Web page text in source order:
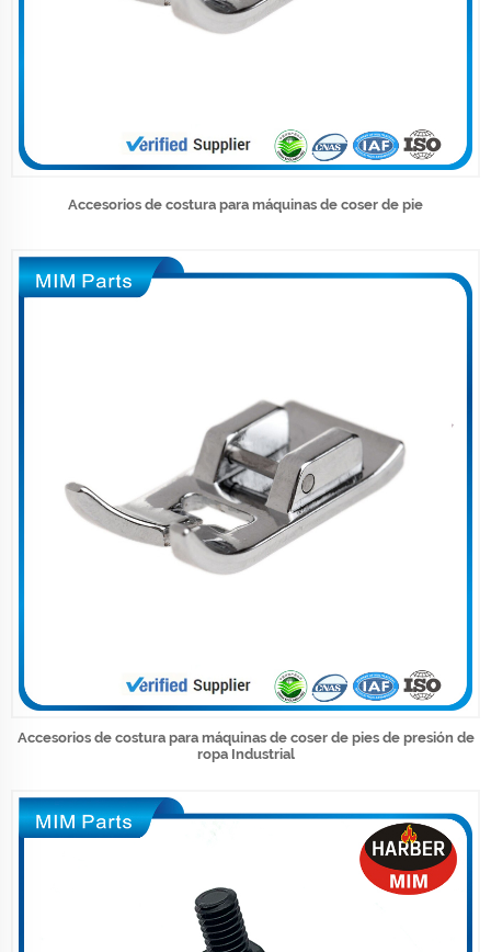
Accesorios de costura para máquinas de coser de pie
Accesorios de costura para máquinas de coser de pies de presión de
ropa Industrial